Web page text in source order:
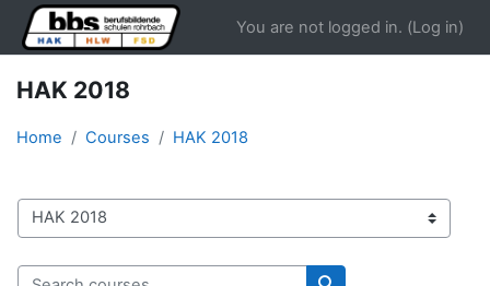
Skip to main content
You are not logged in. (Log in)
HAK 2018
Home Courses HAK 2018
Course categories
Search courses